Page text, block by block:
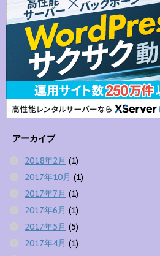
アーカイブ
2018年2月 (1)
2017年10月 (1)
2017年7月 (1)
2017年6月 (1)
2017年5月 (5)
2017年4月 (1)